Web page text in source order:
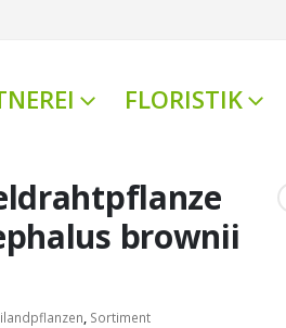
FLORISTIK
brownii
, Sortiment